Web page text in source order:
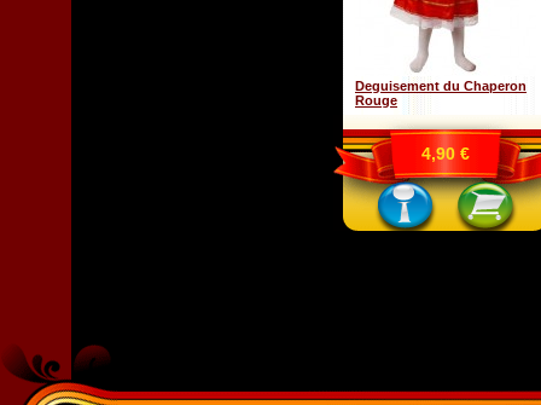
Deguisement du Chaperon
Rouge
4,90 €